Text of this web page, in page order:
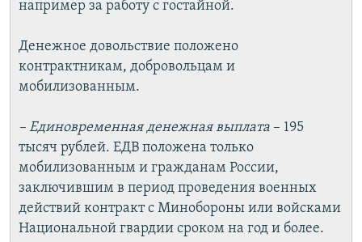
например за работу с гостайной.
Денежное довольствие положено
контрактникам, добровольцам и
мобилизованным.
– Единовременная денежная выплата – 195
тысяч рублей. ЕДВ положена только
мобилизованным и гражданам России,
заключившим в период проведения военных
действий контракт с Минобороны или войсками
Национальной гвардии сроком на год и более.